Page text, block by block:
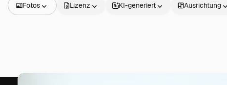
Fotos
Videos
Lizenz KI-generiert Ausrichtung